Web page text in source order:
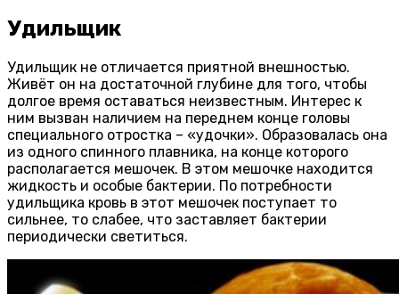
Удильщик
Удильщик не отличается приятной внешностью.
Живёт он на достаточной глубине для того, чтобы
долгое время оставаться неизвестным. Интерес к
ним вызван наличием на переднем конце головы
специального отростка – «удочки». Образовалась она
из одного спинного плавника, на конце которого
располагается мешочек. В этом мешочке находится
жидкость и особые бактерии. По потребности
удильщика кровь в этот мешочек поступает то
сильнее, то слабее, что заставляет бактерии
периодически светиться.